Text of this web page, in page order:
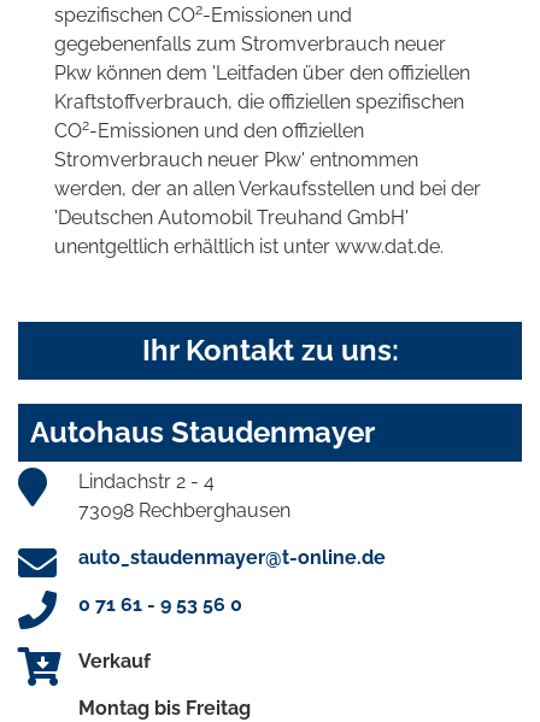
spezifischen CO2-Emissionen und
gegebenenfalls zum Stromverbrauch neuer
Pkw können dem 'Leitfaden über den offiziellen
Kraftstoffverbrauch, die offiziellen spezifischen
CO2-Emissionen und den offiziellen
Stromverbrauch neuer Pkw' entnommen
werden, der an allen Verkaufsstellen und bei der
'Deutschen Automobil Treuhand GmbH'
unentgeltlich erhältlich ist unter www.dat.de.
Ihr Kontakt zu uns:
Autohaus Staudenmayer
Lindachstr 2 - 4
73098 Rechberghausen
auto_staudenmayer@t-online.de
0 71 61 - 9 53 56 0
Verkauf
Montag bis Freitag